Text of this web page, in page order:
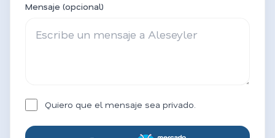
Mensaje (opcional)
Quiero que el mensaje sea privado.